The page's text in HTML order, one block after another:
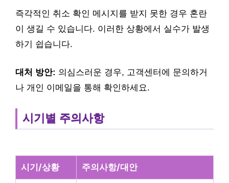
즉각적인 취소 확인 메시지를 받지 못한 경우 혼란
이 생길 수 있습니다. 이러한 상황에서 실수가 발생
하기 쉽습니다.
대처 방안: 의심스러운 경우, 고객센터에 문의하거
나 개인 이메일을 통해 확인하세요.
시기별 주의사항
시기/상황 주의사항/대안